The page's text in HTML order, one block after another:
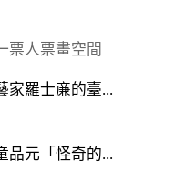
票人票畫空間
家羅士亷的臺...
品元「怪奇的...